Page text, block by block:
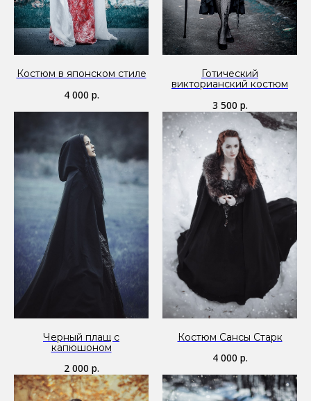
Костюм в японском стиле
4 000 р.
Готический
викторианский костюм
3 500 р.
Черный плащ с
капюшоном
2 000 р.
Костюм Сансы Старк
4 000 р.